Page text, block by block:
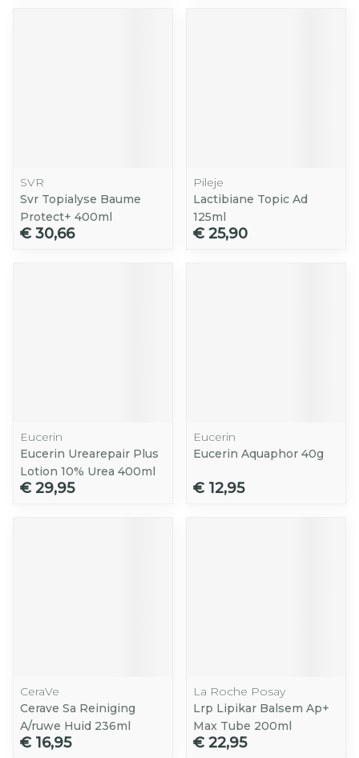
SVR
Svr Topialyse Baume
Protect+ 400ml
€ 30,66
Pileje
Lactibiane Topic Ad
125ml
€ 25,90
Eucerin
Eucerin Urearepair Plus
Lotion 10% Urea 400ml
€ 29,95
Eucerin
Eucerin Aquaphor 40g
€ 12,95
CeraVe
Cerave Sa Reiniging
A/ruwe Huid 236ml
€ 16,95
La Roche Posay
Lrp Lipikar Balsem Ap+
Max Tube 200ml
€ 22,95